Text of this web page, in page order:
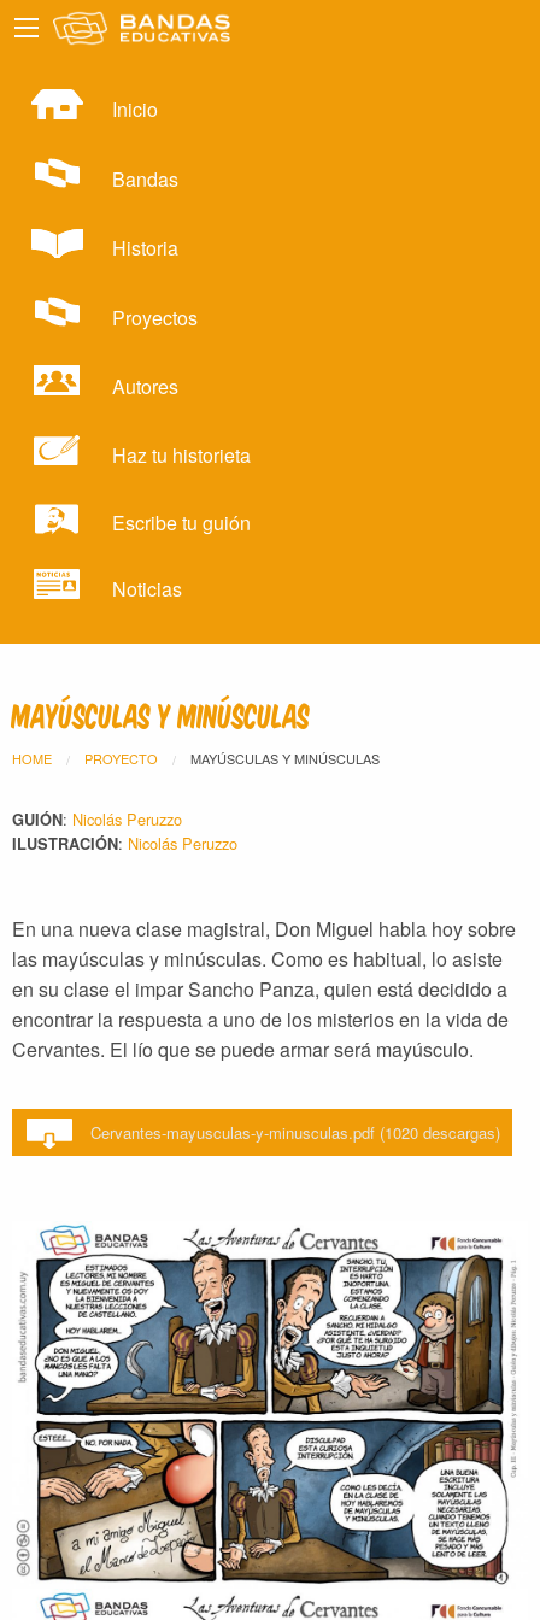
Inicio
Bandas
Historia
Proyectos
Autores
Haz tu historieta
Escribe tu guión
Noticias
Mayúsculas y minúsculas
HOME PROYECTO MAYÚSCULAS Y MINÚSCULAS
GUIÓN: Nicolás Peruzzo
ILUSTRACIÓN: Nicolás Peruzzo
En una nueva clase magistral, Don Miguel habla hoy sobre
las mayúsculas y minúsculas. Como es habitual, lo asiste
en su clase el impar Sancho Panza, quien está decidido a
encontrar la respuesta a uno de los misterios en la vida de
Cervantes. El lío que se puede armar será mayúsculo.
Cervantes-mayusculas-y-minusculas.pdf (1020 descargas)